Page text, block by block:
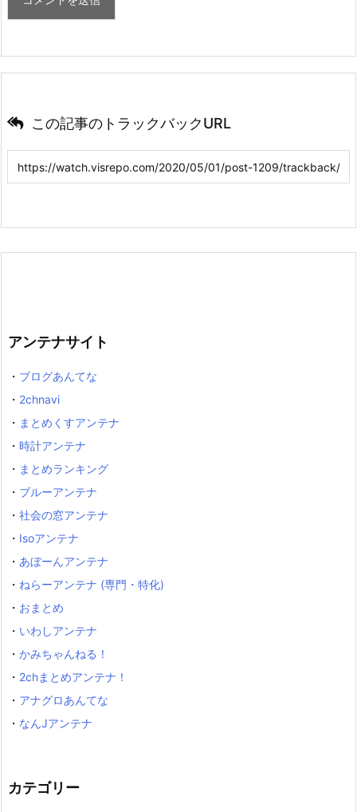
この記事のトラックバックURL
アンテナサイト
・ ブログあんてな
・ 2chnavi
・ まとめくすアンテナ
・ 時計アンテナ
・ まとめランキング
・ ブルーアンテナ
・ 社会の窓アンテナ
・ Isoアンテナ
・ あぼーんアンテナ
・ ねらーアンテナ (専門・特化)
・ おまとめ
・ いわしアンテナ
・ かみちゃんねる！
・ 2chまとめアンテナ！
・ アナグロあんてな
・ なんJアンテナ
カテゴリー